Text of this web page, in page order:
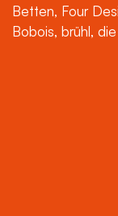
Betten, Four
Bobois, brühl,